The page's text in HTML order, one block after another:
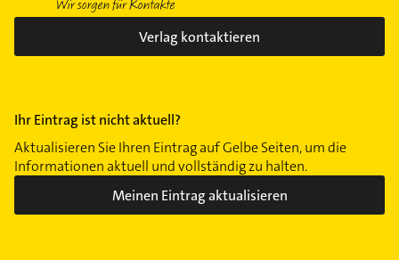
Verlag kontaktieren
Ihr Eintrag ist nicht aktuell?
Aktualisieren Sie Ihren Eintrag auf Gelbe Seiten, um die
Informationen aktuell und vollständig zu halten.
Meinen Eintrag aktualisieren